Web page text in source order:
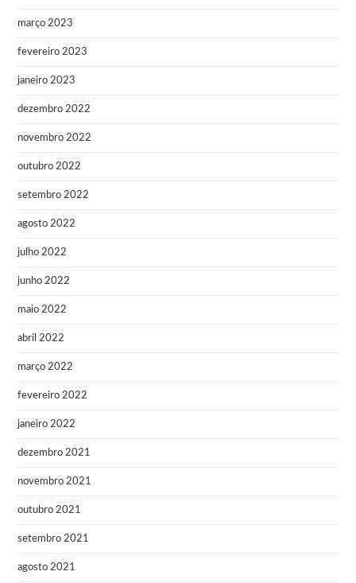
março 2023
fevereiro 2023
janeiro 2023
dezembro 2022
novembro 2022
outubro 2022
setembro 2022
agosto 2022
julho 2022
junho 2022
maio 2022
abril 2022
março 2022
fevereiro 2022
janeiro 2022
dezembro 2021
novembro 2021
outubro 2021
setembro 2021
agosto 2021